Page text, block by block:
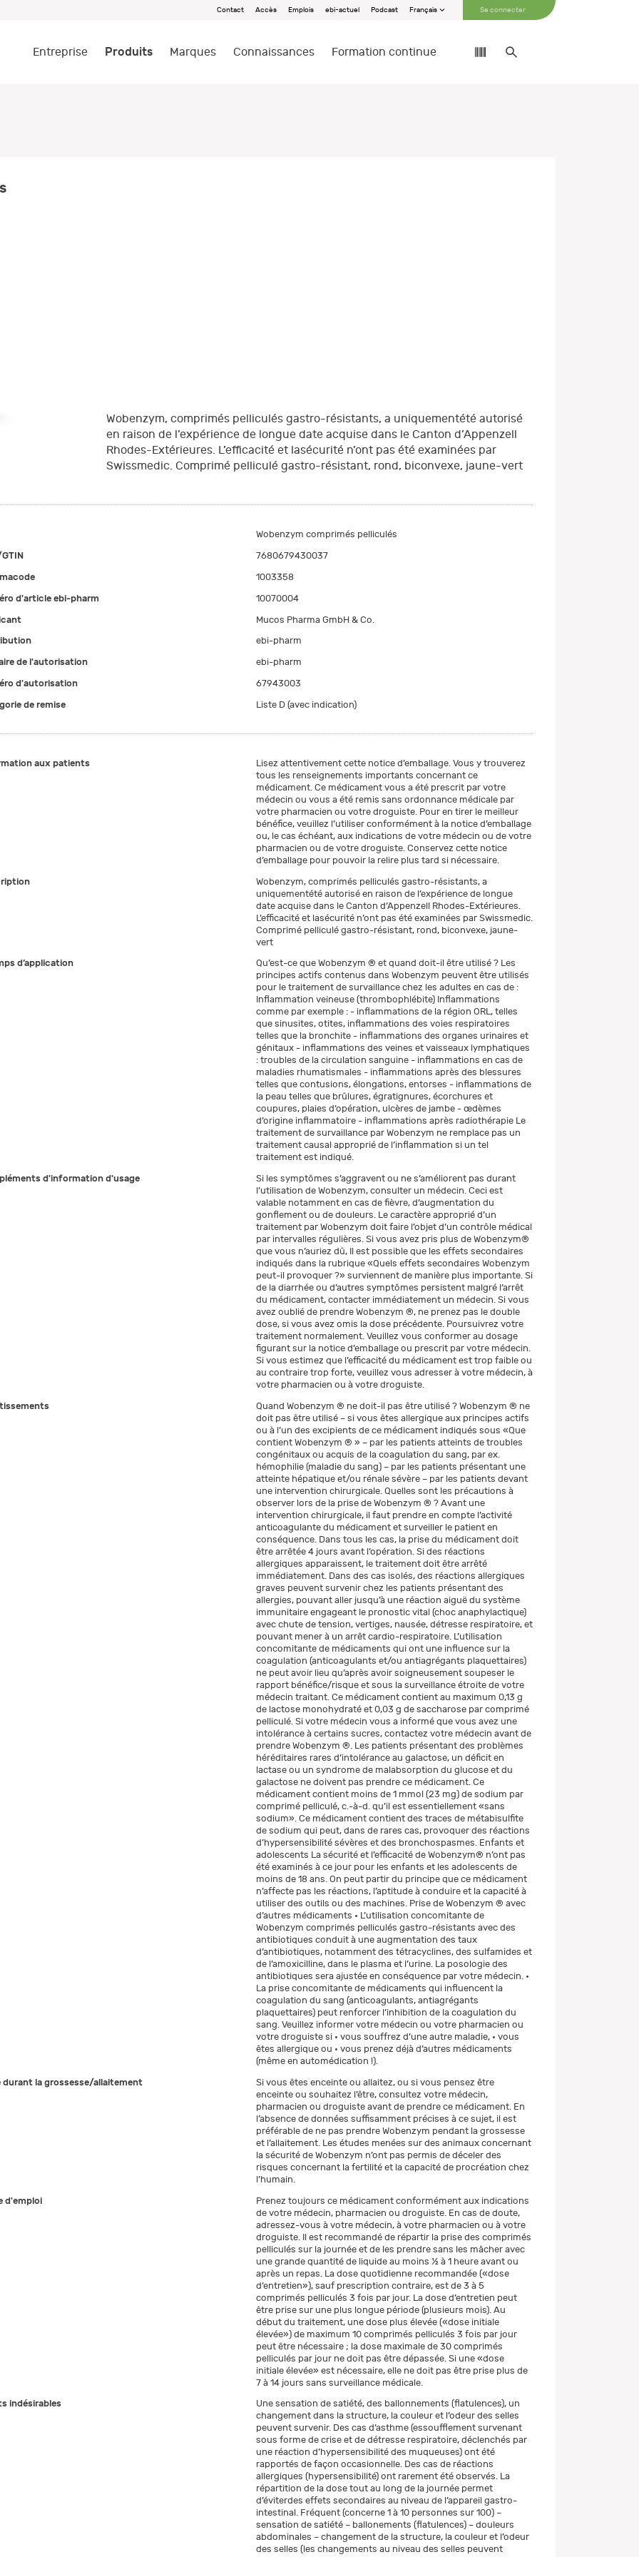
Contact Accès Emplois ebi-actuel Podcast Français Se connecter
Entreprise Produits Marques Connaissances Formation continue
Wobenzym, comprimés pelliculés gastro-résistants, a uniquementété autorisé
en raison de l’expérience de longue date acquise dans le Canton d’Appenzell
Rhodes-Extérieures. L’efficacité et lasécurité n’ont pas été examinées par
Swissmedic. Comprimé pelliculé gastro-résistant, rond, biconvexe, jaune-vert
Wobenzym comprimés pelliculés
7680679430037
1003358
d'article ebi-pharm
10070004
Mucos Pharma GmbH & Co.
ebi-pharm
de l'autorisation
ebi-pharm
d'autorisation
67943003
de remise
Liste D (avec indication)
aux patients
Lisez attentivement cette notice d’emballage. Vous y trouverez
tous les renseignements importants concernant ce
médicament. Ce médicament vous a été prescrit par votre
médecin ou vous a été remis sans ordonnance médicale par
votre pharmacien ou votre droguiste. Pour en tirer le meilleur
bénéfice, veuillez l’utiliser conformément à la notice d’emballage
ou, le cas échéant, aux indications de votre médecin ou de votre
pharmacien ou de votre droguiste. Conservez cette notice
d’emballage pour pouvoir la relire plus tard si nécessaire.
Wobenzym, comprimés pelliculés gastro-résistants, a
uniquementété autorisé en raison de l’expérience de longue
date acquise dans le Canton d’Appenzell Rhodes-Extérieures.
L’efficacité et lasécurité n’ont pas été examinées par Swissmedic.
Comprimé pelliculé gastro-résistant, rond, biconvexe, jaune-
vert
d’application
Qu’est-ce que Wobenzym ® et quand doit-il être utilisé ? Les
principes actifs contenus dans Wobenzym peuvent être utilisés
pour le traitement de survaillance chez les adultes en cas de :
Inflammation veineuse (thrombophlébite) Inflammations
comme par exemple : - inflammations de la région ORL, telles
que sinusites, otites, inflammations des voies respiratoires
telles que la bronchite - inflammations des organes urinaires et
génitaux - inflammations des veines et vaisseaux lymphatiques
: troubles de la circulation sanguine - inflammations en cas de
maladies rhumatismales - inflammations après des blessures
telles que contusions, élongations, entorses - inflammations de
la peau telles que brûlures, égratignures, écorchures et
coupures, plaies d’opération, ulcères de jambe - œdèmes
d’origine inflammatoire - inflammations après radiothérapie Le
traitement de survaillance par Wobenzym ne remplace pas un
traitement causal approprié de l’inflammation si un tel
traitement est indiqué.
d'information d'usage
Si les symptômes s’aggravent ou ne s’améliorent pas durant
l’utilisation de Wobenzym, consulter un médecin. Ceci est
valable notamment en cas de fièvre, d’augmentation du
gonflement ou de douleurs. Le caractère approprié d’un
traitement par Wobenzym doit faire l’objet d’un contrôle médical
par intervalles régulières. Si vous avez pris plus de Wobenzym®
que vous n’auriez dû, Il est possible que les effets secondaires
indiqués dans la rubrique «Quels effets secondaires Wobenzym
peut-il provoquer ?» surviennent de manière plus importante. Si
de la diarrhée ou d’autres symptômes persistent malgré l’arrêt
du médicament, contacter immédiatement un médecin. Si vous
avez oublié de prendre Wobenzym ®, ne prenez pas le double
dose, si vous avez omis la dose précédente. Poursuivrez votre
traitement normalement. Veuillez vous conformer au dosage
figurant sur la notice d’emballage ou prescrit par votre médecin.
Si vous estimez que l’efficacité du médicament est trop faible ou
au contraire trop forte, veuillez vous adresser à votre médecin, à
votre pharmacien ou à votre droguiste.
Quand Wobenzym ® ne doit-il pas être utilisé ? Wobenzym ® ne
doit pas être utilisé – si vous êtes allergique aux principes actifs
ou à l’un des excipients de ce médicament indiqués sous «Que
contient Wobenzym ® » – par les patients atteints de troubles
congénitaux ou acquis de la coagulation du sang, par ex.
hémophilie (maladie du sang) – par les patients présentant une
atteinte hépatique et/ou rénale sévère – par les patients devant
une intervention chirurgicale. Quelles sont les précautions à
observer lors de la prise de Wobenzym ® ? Avant une
intervention chirurgicale, il faut prendre en compte l’activité
anticoagulante du médicament et surveiller le patient en
conséquence. Dans tous les cas, la prise du médicament doit
être arrêtée 4 jours avant l’opération. Si des réactions
allergiques apparaissent, le traitement doit être arrêté
immédiatement. Dans des cas isolés, des réactions allergiques
graves peuvent survenir chez les patients présentant des
allergies, pouvant aller jusqu’à une réaction aiguë du système
immunitaire engageant le pronostic vital (choc anaphylactique)
avec chute de tension, vertiges, nausée, détresse respiratoire, et
pouvant mener à un arrêt cardio-respiratoire. L’utilisation
concomitante de médicaments qui ont une influence sur la
coagulation (anticoagulants et/ou antiagrégants plaquettaires)
ne peut avoir lieu qu’après avoir soigneusement soupeser le
rapport bénéfice/risque et sous la surveillance étroite de votre
médecin traitant. Ce médicament contient au maximum 0,13 g
de lactose monohydraté et 0,03 g de saccharose par comprimé
pelliculé. Si votre médecin vous a informé que vous avez une
intolérance à certains sucres, contactez votre médecin avant de
prendre Wobenzym ®. Les patients présentant des problèmes
héréditaires rares d’intolérance au galactose, un déficit en
lactase ou un syndrome de malabsorption du glucose et du
galactose ne doivent pas prendre ce médicament. Ce
médicament contient moins de 1 mmol (23 mg) de sodium par
comprimé pelliculé, c.-à-d. qu’il est essentiellement «sans
sodium». Ce médicament contient des traces de métabisulfite
de sodium qui peut, dans de rares cas, provoquer des réactions
d’hypersensibilité sévères et des bronchospasmes. Enfants et
adolescents La sécurité et l’efficacité de Wobenzym® n’ont pas
été examinés à ce jour pour les enfants et les adolescents de
moins de 18 ans. On peut partir du principe que ce médicament
n’affecte pas les réactions, l’aptitude à conduire et la capacité à
utiliser des outils ou des machines. Prise de Wobenzym ® avec
d’autres médicaments • L’utilisation concomitante de
Wobenzym comprimés pelliculés gastro-résistants avec des
antibiotiques conduit à une augmentation des taux
d’antibiotiques, notamment des tétracyclines, des sulfamides et
de l’amoxicilline, dans le plasma et l’urine. La posologie des
antibiotiques sera ajustée en conséquence par votre médecin. •
La prise concomitante de médicaments qui influencent la
coagulation du sang (anticoagulants, antiagrégants
plaquettaires) peut renforcer l’inhibition de la coagulation du
sang. Veuillez informer votre médecin ou votre pharmacien ou
votre droguiste si • vous souffrez d’une autre maladie, • vous
êtes allergique ou • vous prenez déjà d’autres médicaments
(même en automédication !).
durant la grossesse/allaitement
Si vous êtes enceinte ou allaitez, ou si vous pensez être
enceinte ou souhaitez l’être, consultez votre médecin,
pharmacien ou droguiste avant de prendre ce médicament. En
l’absence de données suffisamment précises à ce sujet, il est
préférable de ne pas prendre Wobenzym pendant la grossesse
et l’allaitement. Les études menées sur des animaux concernant
la sécurité de Wobenzym n’ont pas permis de déceler des
risques concernant la fertilité et la capacité de procréation chez
l’humain.
d'emploi
Prenez toujours ce médicament conformément aux indications
de votre médecin, pharmacien ou droguiste. En cas de doute,
adressez-vous à votre médecin, à votre pharmacien ou à votre
droguiste. Il est recommandé de répartir la prise des comprimés
pelliculés sur la journée et de les prendre sans les mâcher avec
une grande quantité de liquide au moins ½ à 1 heure avant ou
après un repas. La dose quotidienne recommandée («dose
d’entretien»), sauf prescription contraire, est de 3 à 5
comprimés pelliculés 3 fois par jour. La dose d’entretien peut
être prise sur une plus longue période (plusieurs mois). Au
début du traitement, une dose plus élevée («dose initiale
élevée») de maximum 10 comprimés pelliculés 3 fois par jour
peut être nécessaire ; la dose maximale de 30 comprimés
pelliculés par jour ne doit pas être dépassée. Si une «dose
initiale élevée» est nécessaire, elle ne doit pas être prise plus de
7 à 14 jours sans surveillance médicale.
indésirables
Une sensation de satiété, des ballonnements (flatulences), un
changement dans la structure, la couleur et l’odeur des selles
peuvent survenir. Des cas d’asthme (essoufflement survenant
sous forme de crise et de détresse respiratoire, déclenchés par
une réaction d’hypersensibilité des muqueuses) ont été
rapportés de façon occasionnelle. Des cas de réactions
allergiques (hypersensibilité) ont rarement été observés. La
répartition de la dose tout au long de la journée permet
d’éviterdes effets secondaires au niveau de l’appareil gastro-
intestinal. Fréquent (concerne 1 à 10 personnes sur 100) –
sensation de satiété – ballonements (flatulences) – douleurs
abdominales – changement de la structure, la couleur et l’odeur
des selles (les changements au niveau des selles peuvent